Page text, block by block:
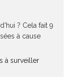
? Cela fait 9
à cause
à surveiller